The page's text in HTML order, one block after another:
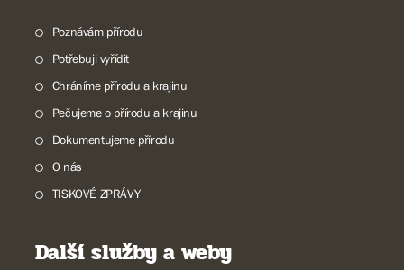
Poznávám přírodu
Potřebuji vyřídit
Chráníme přírodu a krajinu
Pečujeme o přírodu a krajinu
Dokumentujeme přírodu
O nás
TISKOVÉ ZPRÁVY
Další služby a weby